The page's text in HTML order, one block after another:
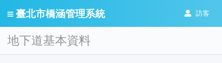
臺北市橋涵管理系統 訪客
地下道基本資料